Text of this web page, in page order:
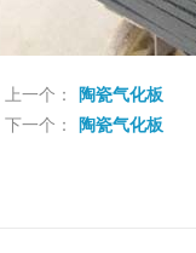
上一个：
陶瓷气化板
下一个：
陶瓷气化板